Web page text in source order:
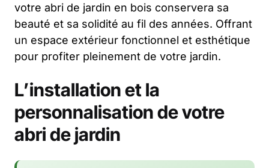
votre abri de jardin en bois conservera sa
beauté et sa solidité au fil des années. Offrant
un espace extérieur fonctionnel et esthétique
pour profiter pleinement de votre jardin.
L’installation et la
personnalisation de votre
abri de jardin